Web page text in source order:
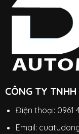
CÔNG TY
Điện thoại: 0961
Email: